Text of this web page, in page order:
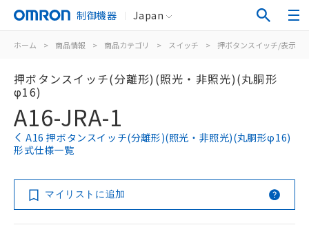
制御機器 Japan
ホーム > 商品情報 > 商品カテゴリ > スイッチ > 押ボタンスイッチ/表示灯
押ボタンスイッチ(分離形)(照光・非照光)(丸胴形
φ16)
A16-JRA-1
A16 押ボタンスイッチ(分離形)(照光・非照光)(丸胴形φ16)
形式仕様一覧
マイリストに追加